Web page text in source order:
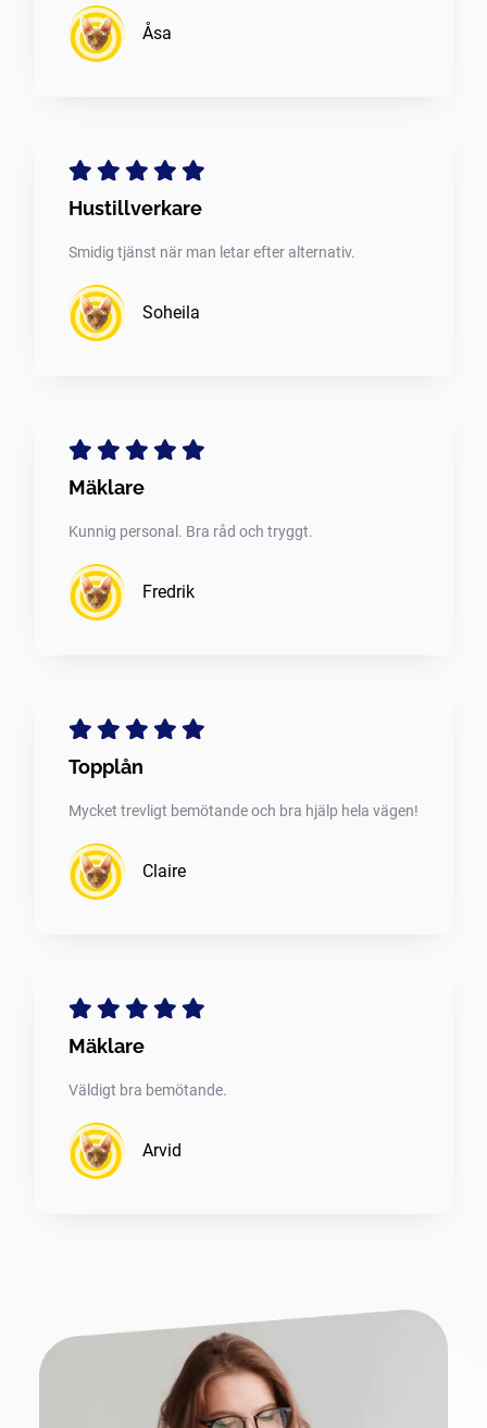
Åsa
Hustillverkare
Smidig tjänst när man letar efter alternativ.
Soheila
Mäklare
Kunnig personal. Bra råd och tryggt.
Fredrik
Topplån
Mycket trevligt bemötande och bra hjälp hela vägen!
Claire
Mäklare
Väldigt bra bemötande.
Arvid